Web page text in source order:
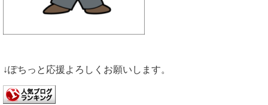
↓ぽちっと応援よろしくお願いします。